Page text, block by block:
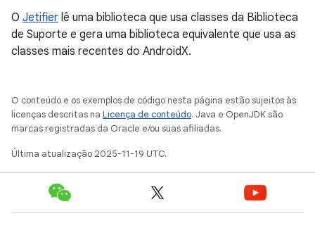
O Jetifier lê uma biblioteca que usa classes da Biblioteca
de Suporte e gera uma biblioteca equivalente que usa as
classes mais recentes do AndroidX.
O conteúdo e os exemplos de código nesta página estão sujeitos às
licenças descritas na Licença de conteúdo. Java e OpenJDK são
marcas registradas da Oracle e/ou suas afiliadas.
Última atualização 2025-11-19 UTC.